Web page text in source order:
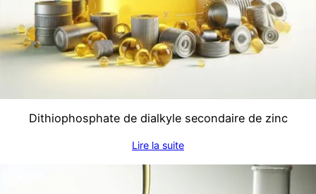
Dithiophosphate de dialkyle secondaire de zinc
Lire la suite